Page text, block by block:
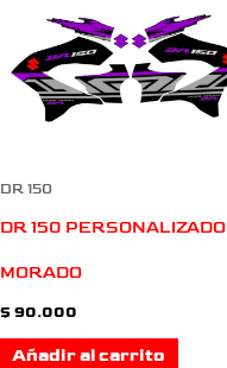
DR 150
DR 150 PERSONALIZADO
MORADO
$ 90.000
Añadir al carrito